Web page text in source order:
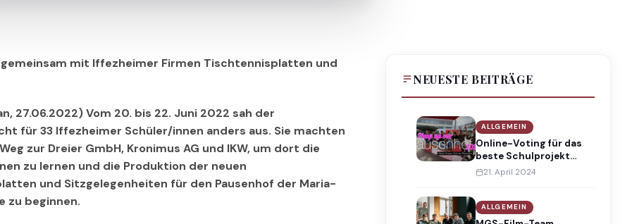
mit Iffezheimer Firmen Tischtennisplatten und
27.06.2022) Vom 20. bis 22. Juni 2022 sah der
für 33 Iffezheimer Schüler/innen anders aus. Sie machten
zur Dreier GmbH, Kronimus AG und IKW, um dort die
zu lernen und die Produktion der neuen
und Sitzgelegenheiten für den Pausenhof der Maria-
zu beginnen.
NEUESTE BEITRÄGE
ALLGEMEIN
Online-Voting für das
beste Schulprojekt
beim
bis 28. April 2024
21. April 2024
ALLGEMEIN